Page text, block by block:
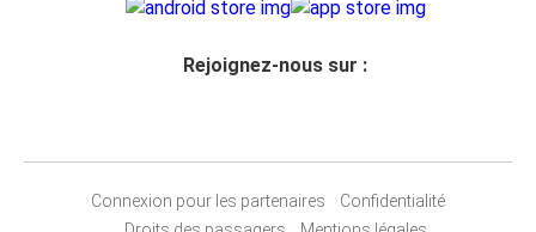
Rejoignez-nous sur :
Connexion pour les partenaires
Confidentialité